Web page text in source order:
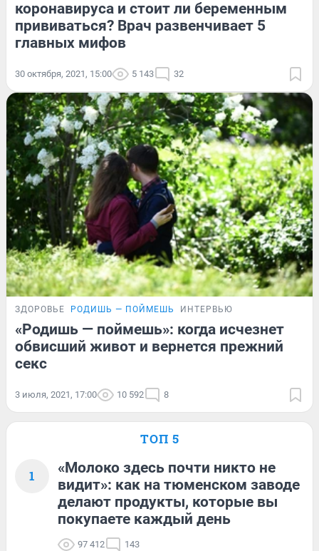
коронавируса и стоит ли беременным
прививаться? Врач развенчивает 5
главных мифов
30 октября, 2021, 15:00 5 143 32
ЗДОРОВЬЕ РОДИШЬ — ПОЙМЕШЬ ИНТЕРВЬЮ
«Родишь — поймешь»: когда исчезнет
обвисший живот и вернется прежний
секс
3 июля, 2021, 17:00 10 592 8
ТОП 5
1
«Молоко здесь почти никто не
видит»: как на тюменском заводе
делают продукты, которые вы
покупаете каждый день
97 412 143